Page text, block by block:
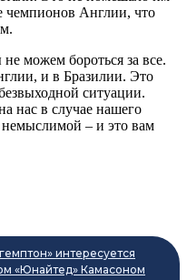
чемпионов Англии, что
можем бороться за все.
и в Бразилии. Это
ситуации.
нас в случае нашего
немыслимой – и это вам
интересуется
«Юнайтед» Камасоном